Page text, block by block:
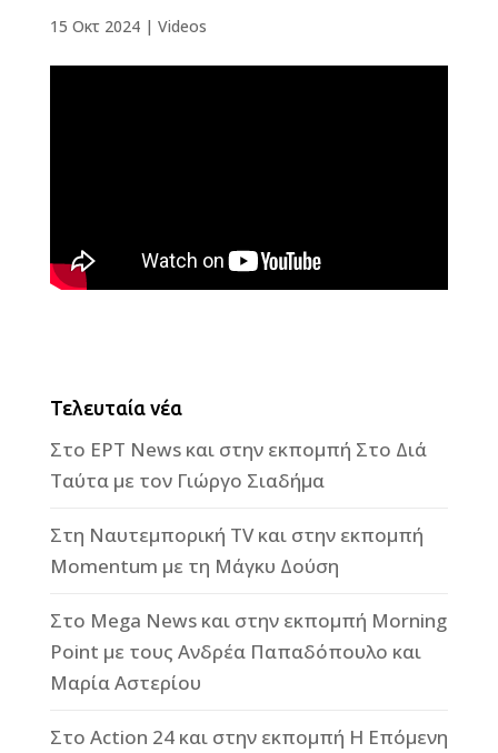
15 Οκτ 2024| Videos
Τελευταία νέα
Στο ΕΡΤ News και στην εκπομπή Στο Διά
Ταύτα με τον Γιώργο Σιαδήμα
Στη Ναυτεμπορική TV και στην εκπομπή
Momentum με τη Μάγκυ Δούση
Στο Mega News και στην εκπομπή Morning
Point με τους Ανδρέα Παπαδόπουλο και
Μαρία Αστερίου
Στο Action 24 και στην εκπομπή Η Επόμενη